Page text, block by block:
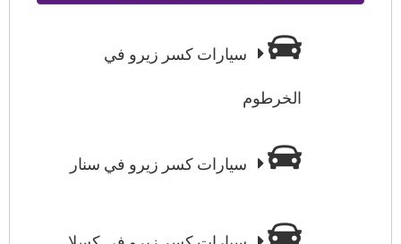
سيارات كسر زيرو في
الخرطوم
سيارات كسر زيرو في سنار